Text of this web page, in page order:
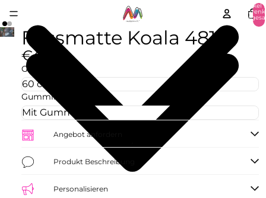
Artikel
Fussmatte Koala 4813
€42,73
Größe
Gummirand
Angebot anfordern
Produkt Beschreibung
Personalisieren